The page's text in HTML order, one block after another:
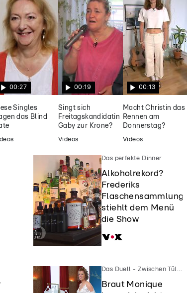
suchen nach der
00:27
Singles
das Blind
00:19
Singt sich
Freitagskandidatin
Gaby zur Krone?
Videos
00:13
Macht Christin das
Rennen am
Donnerstag?
Videos
Das perfekte Dinner
Alkoholrekord?
Frederiks
Flaschensammlung
stiehlt dem Menü
die Show
Braut Monique